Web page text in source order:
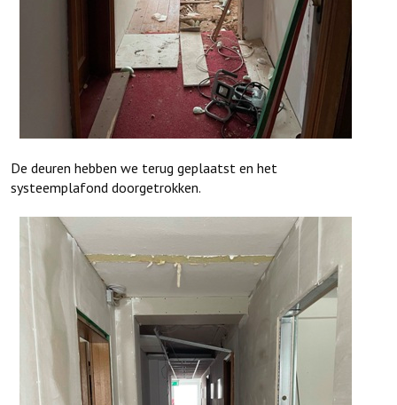
De deuren hebben we terug geplaatst en het
systeemplafond doorgetrokken.